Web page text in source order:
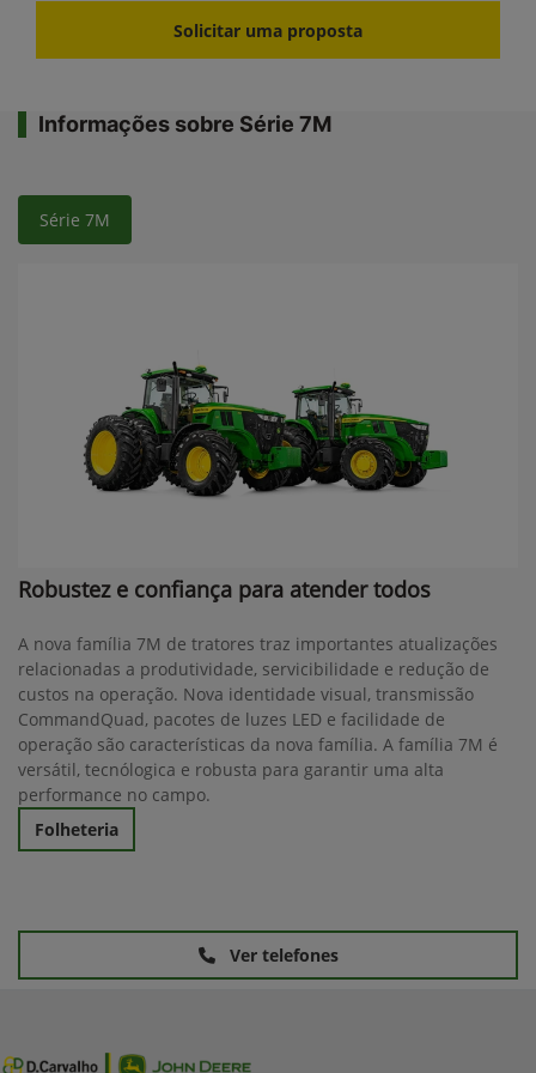
Solicitar uma proposta
Informações sobre Série 7M
Série 7M
Robustez e confiança para atender todos
A nova família 7M de tratores traz importantes atualizações
relacionadas a produtividade, servicibilidade e redução de
custos na operação. Nova identidade visual, transmissão
CommandQuad, pacotes de luzes LED e facilidade de
operação são características da nova família. A família 7M é
versátil, tecnólogica e robusta para garantir uma alta
performance no campo.
Folheteria
Ver telefones